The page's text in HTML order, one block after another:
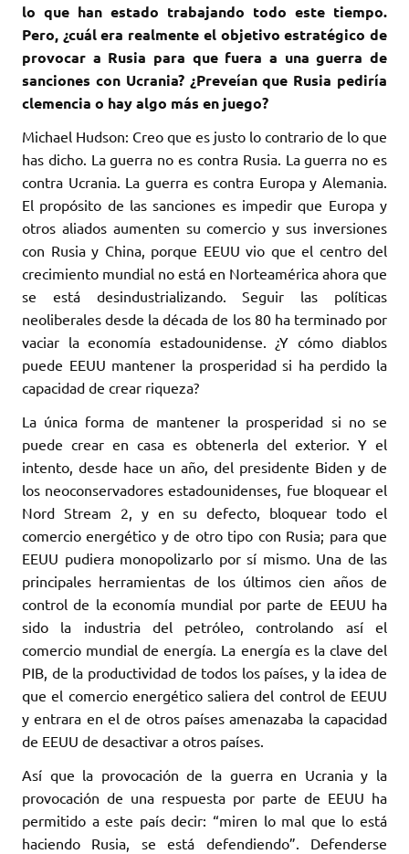
lo que han estado trabajando todo este tiempo.
Pero, ¿cuál era realmente el objetivo estratégico de
provocar a Rusia para que fuera a una guerra de
sanciones con Ucrania? ¿Preveían que Rusia pediría
clemencia o hay algo más en juego?
Michael Hudson: Creo que es justo lo contrario de lo que
has dicho. La guerra no es contra Rusia. La guerra no es
contra Ucrania. La guerra es contra Europa y Alemania.
El propósito de las sanciones es impedir que Europa y
otros aliados aumenten su comercio y sus inversiones
con Rusia y China, porque EEUU vio que el centro del
crecimiento mundial no está en Norteamérica ahora que
se está desindustrializando. Seguir las políticas
neoliberales desde la década de los 80 ha terminado por
vaciar la economía estadounidense. ¿Y cómo diablos
puede EEUU mantener la prosperidad si ha perdido la
capacidad de crear riqueza?
La única forma de mantener la prosperidad si no se
puede crear en casa es obtenerla del exterior. Y el
intento, desde hace un año, del presidente Biden y de
los neoconservadores estadounidenses, fue bloquear el
Nord Stream 2, y en su defecto, bloquear todo el
comercio energético y de otro tipo con Rusia; para que
EEUU pudiera monopolizarlo por sí mismo. Una de las
principales herramientas de los últimos cien años de
control de la economía mundial por parte de EEUU ha
sido la industria del petróleo, controlando así el
comercio mundial de energía. La energía es la clave del
PIB, de la productividad de todos los países, y la idea de
que el comercio energético saliera del control de EEUU
y entrara en el de otros países amenazaba la capacidad
de EEUU de desactivar a otros países.
Así que la provocación de la guerra en Ucrania y la
provocación de una respuesta por parte de EEUU ha
permitido a este país decir: “miren lo mal que lo está
haciendo Rusia, se está defendiendo”. Defenderse